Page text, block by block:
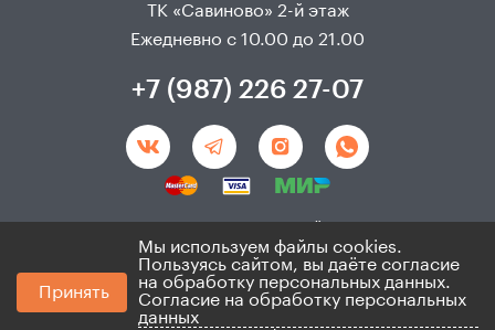
ТК «Савиново» 2-й этаж
Ежедневно с 10.00 до 21.00
+7 (987) 226 27-07
© 2008 - 2026. ИП Хадыев Р.И.(ИНН 166010471459). Не
является публичной офертой.
Политика по персональным данным и согласие на
Принять
Мы используем файлы cookies.
Пользуясь сайтом, вы даёте согласие
на обработку персональных данных.
Согласие на обработку персональных
данных